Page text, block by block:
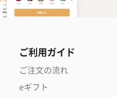
ご利用ガイド
ご注文の流れ
eギフト